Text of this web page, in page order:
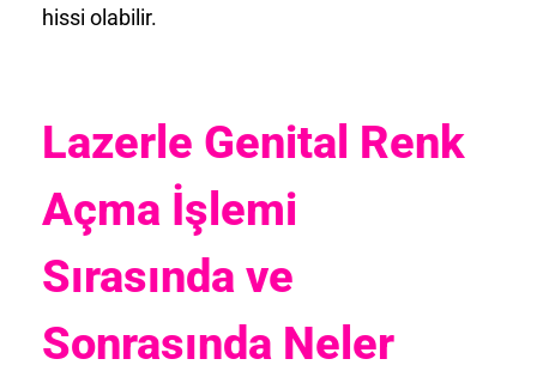
hissi olabilir.
Lazerle Genital Renk
Açma İşlemi
Sırasında ve
Sonrasında Neler